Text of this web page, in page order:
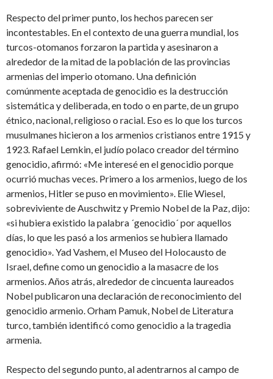
Respecto del primer punto, los hechos parecen ser
incontestables. En el contexto de una guerra mundial, los
turcos-otomanos forzaron la partida y asesinaron a
alrededor de la mitad de la población de las provincias
armenias del imperio otomano. Una definición
comúnmente aceptada de genocidio es la destrucción
sistemática y deliberada, en todo o en parte, de un grupo
étnico, nacional, religioso o racial. Eso es lo que los turcos
musulmanes hicieron a los armenios cristianos entre 1915 y
1923. Rafael Lemkin, el judío polaco creador del término
genocidio, afirmó: «Me interesé en el genocidio porque
ocurrió muchas veces. Primero a los armenios, luego de los
armenios, Hitler se puso en movimiento». Elie Wiesel,
sobreviviente de Auschwitz y Premio Nobel de la Paz, dijo:
«si hubiera existido la palabra ´genocidio´ por aquellos
días, lo que les pasó a los armenios se hubiera llamado
genocidio». Yad Vashem, el Museo del Holocausto de
Israel, define como un genocidio a la masacre de los
armenios. Años atrás, alrededor de cincuenta laureados
Nobel publicaron una declaración de reconocimiento del
genocidio armenio. Orham Pamuk, Nobel de Literatura
turco, también identificó como genocidio a la tragedia
armenia.
Respecto del segundo punto, al adentrarnos al campo de